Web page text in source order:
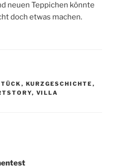
neuen Teppichen könnte
doch etwas machen.
, KURZGESCHICHTE ,
, VILLA